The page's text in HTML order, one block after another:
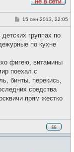
е
в
с
С
б
щ
и
15 сен 2013, 22:05
группах по
по кухне
фигею, витамины
поехал с
бинты, перекись,
средства
прям жестко